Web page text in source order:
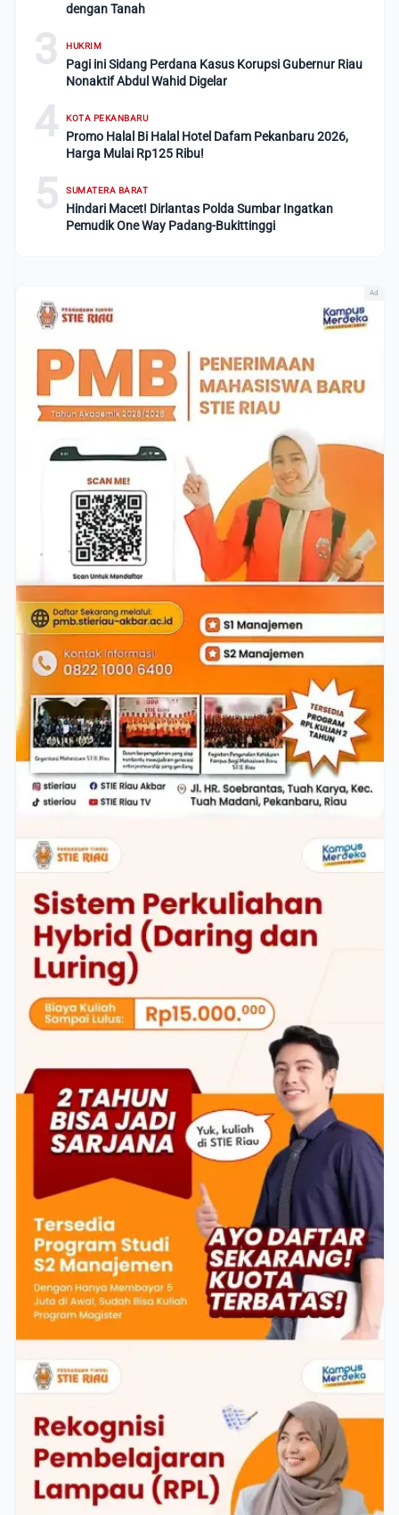
dengan Tanah
3 HUKRIM
Pagi ini Sidang Perdana Kasus Korupsi Gubernur Riau
Nonaktif Abdul Wahid Digelar
4 KOTA PEKANBARU
Promo Halal Bi Halal Hotel Dafam Pekanbaru 2026,
Harga Mulai Rp125 Ribu!
5 SUMATERA BARAT
Hindari Macet! Dirlantas Polda Sumbar Ingatkan
Pemudik One Way Padang-Bukittinggi
Ad